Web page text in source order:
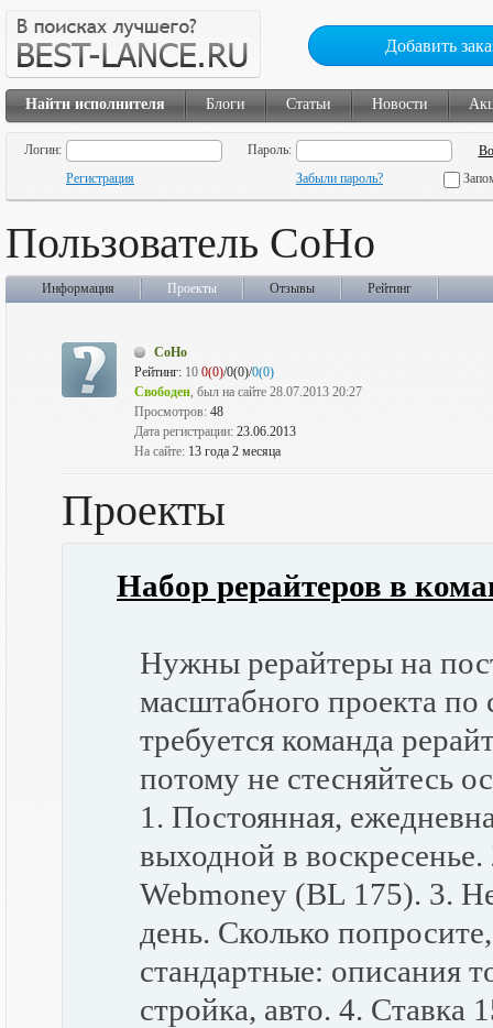
Добавить
Найти исполнителя Блоги Статьи Новости
Логин:
Пароль:
Регистрация
Забыли пароль?
Пользователь CoHo
Информация Проекты Отзывы Рейтинг
CoHo
Рейтинг: 10 0(0)/0(0)/0(0)
Свободен, был на сайте 28.07.2013 20:27
Просмотров: 48
Дата регистрации: 23.06.2013
На сайте: 13 года 2 месяца
Проекты
Набор рерайтеров в
Нужны рерайтеры на
масштабного проекта
требуется команда
потому не стесняйтесь
1. Постоянная,
выходной в
Webmoney (BL 175). 3.
день. Сколько
стандартные: описания
стройка, авто. 4. Ставка